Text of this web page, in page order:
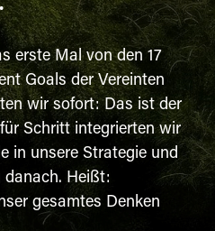
erste Mal von den 17
Goals der Vereinten
wir sofort: Das ist der
Schritt integrierten wir
in unsere Strategie und
danach. Heißt:
gesamtes Denken